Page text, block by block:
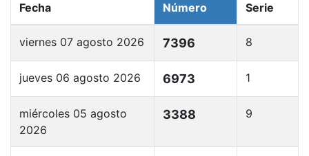
Fecha Número Serie
viernes 07 agosto 2026 7396 8
jueves 06 agosto 2026 6973 1
miércoles 05 agosto
2026
3388 9